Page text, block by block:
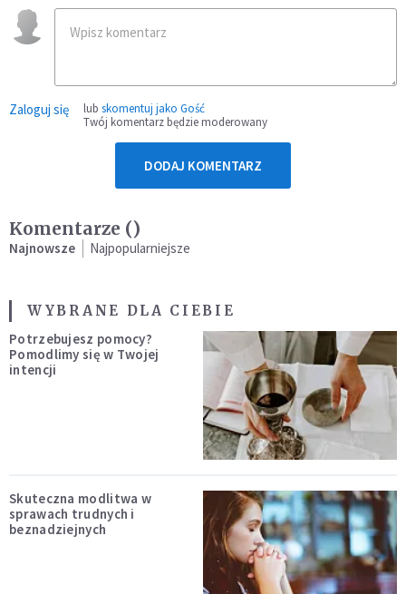
Zaloguj się lub skomentuj jako Gość
Twój komentarz będzie moderowany
DODAJ KOMENTARZ
Komentarze ()
Najnowsze Najpopularniejsze
WYBRANE DLA CIEBIE
Potrzebujesz pomocy?
Pomodlimy się w Twojej
intencji
Skuteczna modlitwa w
sprawach trudnych i
beznadziejnych